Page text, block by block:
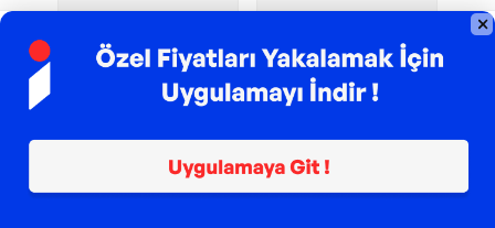
TROY ile 200 TL İndirim
Parla Porselen
TROY ile 200 TL İndirim
Şehzade
Lu Set